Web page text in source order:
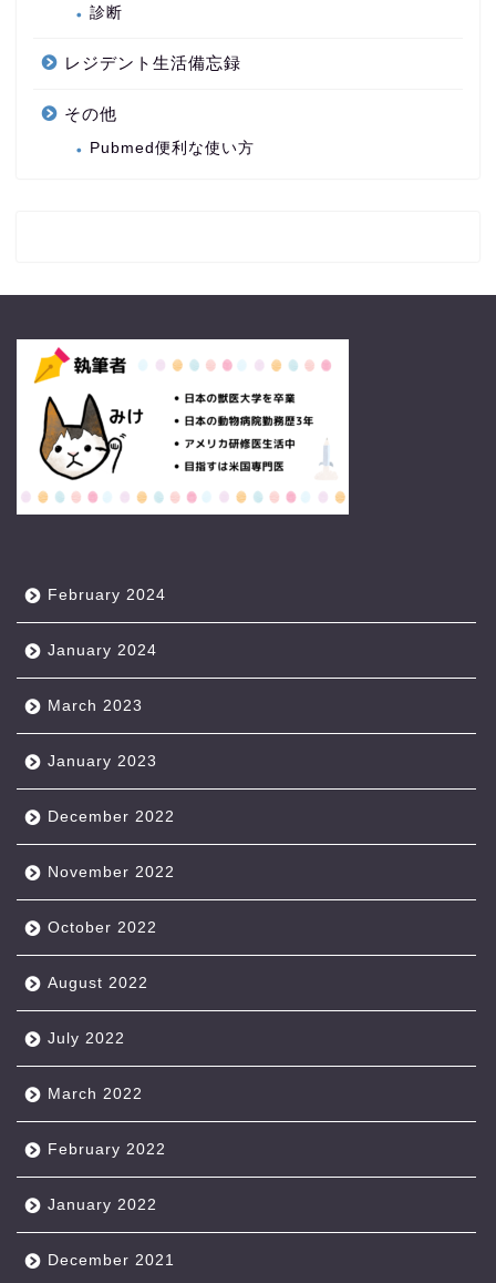
診断
レジデント生活備忘録
その他
Pubmed便利な使い方
February 2024
January 2024
March 2023
January 2023
December 2022
November 2022
October 2022
August 2022
July 2022
March 2022
February 2022
January 2022
December 2021